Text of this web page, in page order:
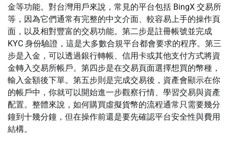
金等功能。對台灣用戶來說，常見的平台包括 BingX 交易所
等，因為它們通常有完整的中文介面、較容易上手的操作頁
面，以及相對豐富的交易功能。第二步是註冊帳號並完成
KYC 身份驗證，這是大多數合規平台都會要求的程序。第三
步是入金，可以透過銀行轉帳、信用卡或其他支付方式將資
金轉入交易所帳戶。第四步是在交易頁面選擇想買的幣種，
輸入金額後下單。第五步則是完成交易後，資產會顯示在你
的帳戶中，你就可以開始進一步觀察行情、學習交易與資產
配置。整體來說，如何購買虛擬貨幣的流程通常只需要幾分
鐘到十幾分鐘，但在操作前還是要先確認平台安全性與費用
結構。